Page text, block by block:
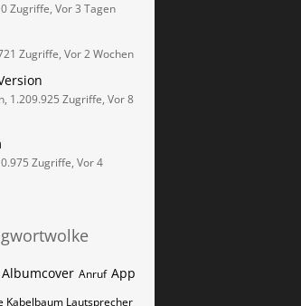
Zugriffe, Vor 3 Tagen
Zugriffe, Vor 2 Wochen
1.209.925 Zugriffe, Vor 8
Zugriffe, Vor 4
Albumcover Anruf App
Kabelbaum Lautsprecher